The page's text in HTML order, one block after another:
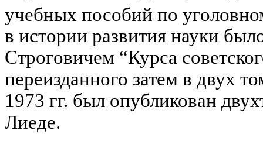
учебных пособий по
в истории развития нау­ки
Строговичем “Курса
переизданного затем в двух
1973 гг. был опубликован
Лиеде.